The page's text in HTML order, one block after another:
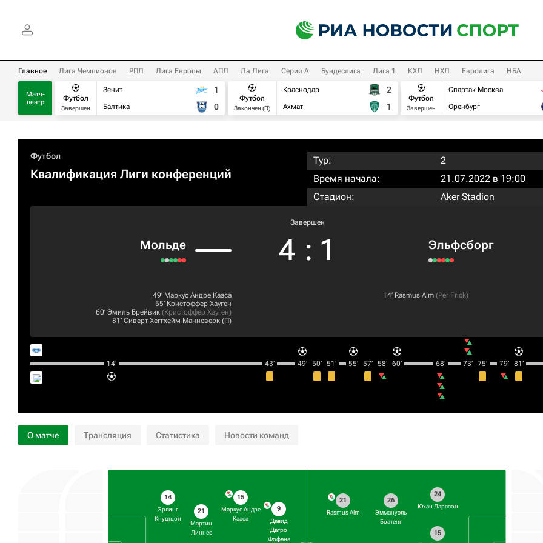
Главное Лига Чемпионов РПЛ Лига Европы АПЛ Ла Лига Серия А Бундеслига Лига 1 КХЛ НХЛ Евролига НБА
Матч-
центр
Футбол
Завершен
Зенит
Балтика
1
0
Футбол
Закончен (П)
Краснодар
Ахмат
2
1
Футбол
Завершен
Спартак Москва
Оренбург
Футбол
Квалификация Лиги конференций
Тур:
2
Время начала:
21.07.2022 в 19:00
Стадион:
Aker Stadion
Мольде
Завершен
4 : 1 Эльфсборг
49‎’‎ Маркус Андре Кааса
55‎’‎ Кристоффер Хауген
60‎’‎ Эмиль Брейвик (Кристоффер Хауген)
81‎’‎ Сиверт Хеггхейм Маннсверк (П)
14‎’‎ Rasmus Alm (Per Frick)
14‎’‎ 43‎’‎ 49‎’‎ 50‎’‎ 51‎’‎ 55‎’‎ 57‎’‎ 58‎’‎ 60‎’‎ 68‎’‎ 73‎’‎ 75‎’‎ 79‎’‎ 81‎’‎
О матче Трансляция Статистика Новости команд
14
Эрлинг
Кнудтцон
21
Мартин
Линнес
15
Маркус Андре
Кааса
9
Давид
Датро
Фофана
24
Юхан Ларссон
15
26
Эммануэль
Боатенг
21
Rasmus Alm